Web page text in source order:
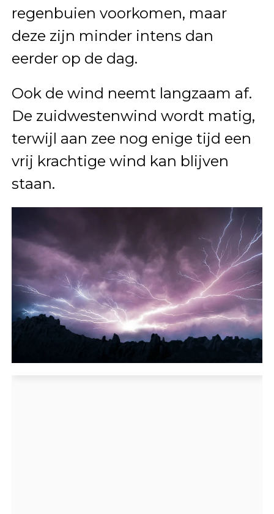
regenbuien voorkomen, maar
deze zijn minder intens dan
eerder op de dag.
Ook de wind neemt langzaam af.
De zuidwestenwind wordt matig,
terwijl aan zee nog enige tijd een
vrij krachtige wind kan blijven
staan.